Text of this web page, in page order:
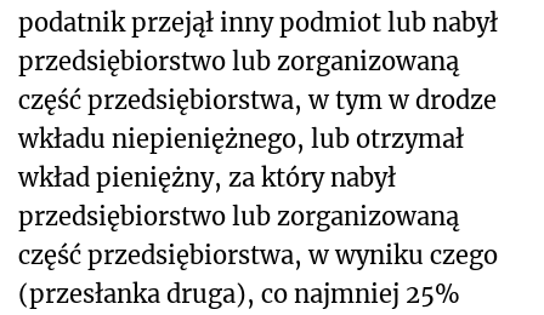
podatnik przejął inny podmiot lub nabył
przedsiębiorstwo lub zorganizowaną
część przedsiębiorstwa, w tym w drodze
wkładu niepieniężnego, lub otrzymał
wkład pieniężny, za który nabył
przedsiębiorstwo lub zorganizowaną
część przedsiębiorstwa, w wyniku czego
(przesłanka druga), co najmniej 25%